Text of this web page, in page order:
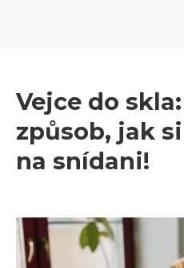
Vejce do
způsob, jak
na snídani!